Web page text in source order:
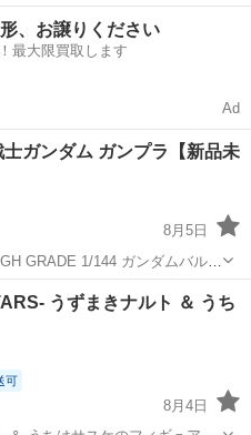
、お譲りください
最大限買取します
Ad
ガンダム ガンプラ【新品未
8月5日
す‼️
ンプラ #機動戦士ガ...
模型、プラモデル
うずまきナルト ＆ うち
可
8月4日